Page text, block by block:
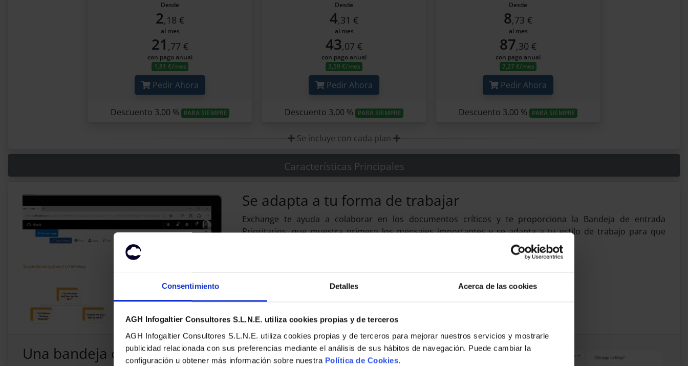
Consentimiento Detalles Acerca de las cookies
AGH Infogaltier Consultores S.L.N.E. utiliza cookies propias y de terceros
AGH Infogaltier Consultores S.L.N.E. utiliza cookies propias y de terceros para mejorar nuestros servicios y mostrarle
publicidad relacionada con sus preferencias mediante el análisis de sus hábitos de navegación. Puede cambiar la
configuración u obtener más información sobre nuestra Política de Cookies.
Desde
2,18 €
al mes
21 ,77 €
con pago anual
1,81 €/mes
Pedir Ahora
Descuento 3,00 % PARA SIEMPRE
Desde
4,31 €
al mes
43,07 €
con pago anual
3,59 €/mes
Pedir Ahora
Descuento 3,00 % PARA SIEMPRE
Desde
8,73 €
al mes
87,30 €
con pago anual
7,27 €/mes
Pedir Ahora
Descuento 3,00 % PARA SIEMPRE
Se incluye con cada plan
Características Principales
Se adapta a tu forma de trabajar
Exchange te ayuda a colaborar en los documentos críticos y te proporciona la Bandeja de entrada
Prioritarios, que muestra primero los mensajes importantes y se adapta a tu estilo de trabajo para que
Una bandeja de entrada inteligente